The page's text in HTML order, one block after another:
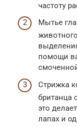
частоту
Мытье
помощи
Стрижка
британца
это
лапах и